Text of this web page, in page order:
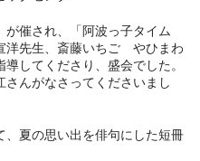
催され、「阿波っ子タイム
洋先生、斎藤いちご やひまわ
してくださり、盛会でした。
んがなさってくださいまし
夏の思い出を俳句にした短冊